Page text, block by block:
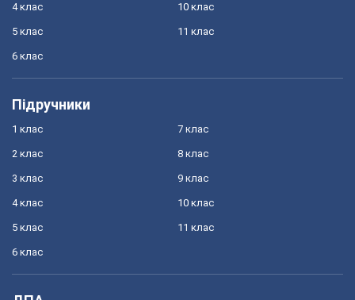
4 клас
5 клас
6 клас
10 клас
11 клас
Підручники
1 клас
2 клас
3 клас
4 клас
5 клас
6 клас
7 клас
8 клас
9 клас
10 клас
11 клас